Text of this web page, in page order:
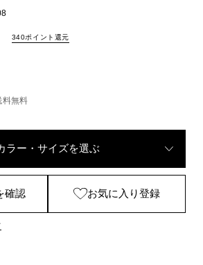
340ポイント還元
料無料
ラー・サイズを選ぶ
確認 お気に入り登録